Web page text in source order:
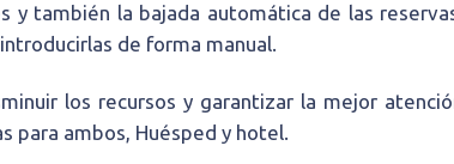
y también la bajada automática de las
de forma manual.
los recursos y garantizar la mejor
para ambos, Huésped y hotel.